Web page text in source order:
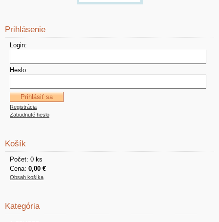
Prihlásenie
Login:
Heslo:
Registrácia
Zabudnuté heslo
Košík
Počet: 0 ks
Cena: 0,00 €
Obsah košíka
Kategória